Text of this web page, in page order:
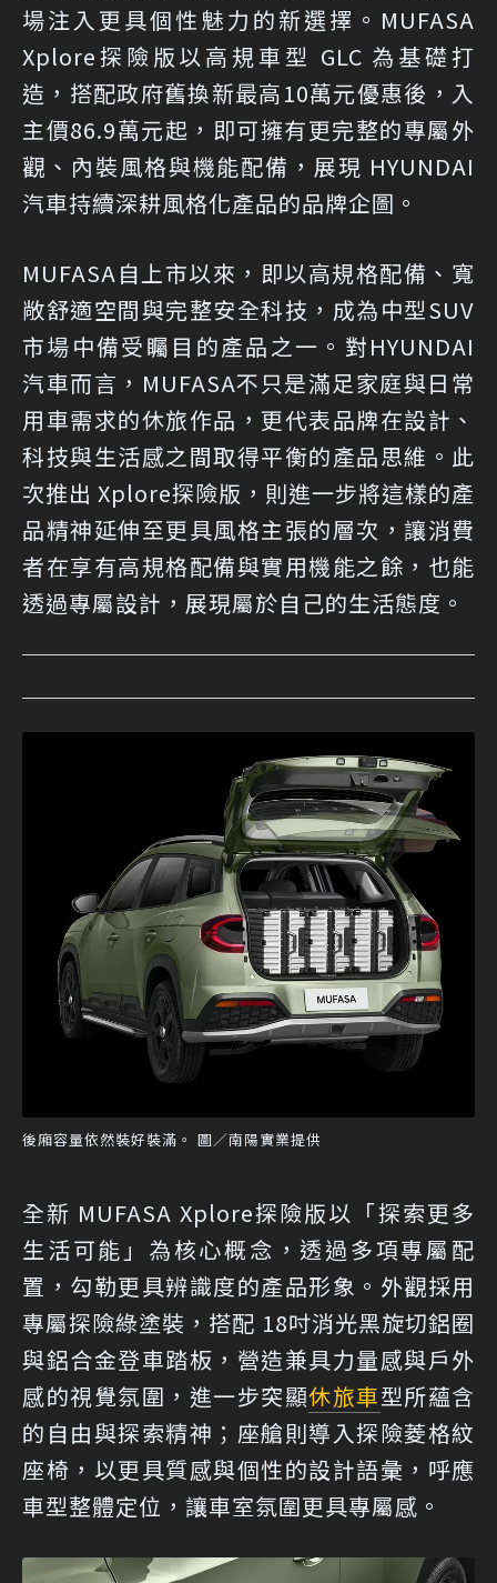
場注入更具個性魅力的新選擇。MUFASA
Xplore探險版以高規車型 GLC 為基礎打
造，搭配政府舊換新最高10萬元優惠後，入
主價86.9萬元起，即可擁有更完整的專屬外
觀、內裝風格與機能配備，展現 HYUNDAI
汽車持續深耕風格化產品的品牌企圖。
MUFASA自上市以來，即以高規格配備、寬
敞舒適空間與完整安全科技，成為中型SUV
市場中備受矚目的產品之一。對HYUNDAI
汽車而言，MUFASA不只是滿足家庭與日常
用車需求的休旅作品，更代表品牌在設計、
科技與生活感之間取得平衡的產品思維。此
次推出 Xplore探險版，則進一步將這樣的產
品精神延伸至更具風格主張的層次，讓消費
者在享有高規格配備與實用機能之餘，也能
透過專屬設計，展現屬於自己的生活態度。
後廂容量依然裝好裝滿。 圖／南陽實業提供
全新 MUFASA Xplore探險版以「探索更多
生活可能」為核心概念，透過多項專屬配
置，勾勒更具辨識度的產品形象。外觀採用
專屬探險綠塗裝，搭配 18吋消光黑旋切鋁圈
與鋁合金登車踏板，營造兼具力量感與戶外
感的視覺氛圍，進一步突顯休旅車型所蘊含
的自由與探索精神；座艙則導入探險菱格紋
座椅，以更具質感與個性的設計語彙，呼應
車型整體定位，讓車室氛圍更具專屬感。